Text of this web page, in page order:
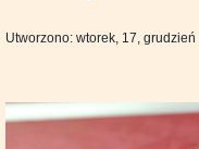
Utworzono: wtorek, 17,